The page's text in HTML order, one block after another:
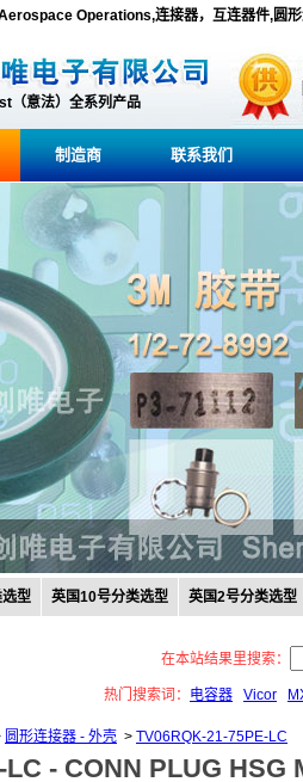
Operations,连接器，互连器件,圆形
（意法）全系列产品
制造商 联系我们
型 英国10号分类选型 英国2号分类选型
在本站结果里搜索：
热门搜索词： 电容器 Vicor
圆形连接器 - 外壳 > TV06RQK-21-75PE-LC
LC - CONN PLUG HSG